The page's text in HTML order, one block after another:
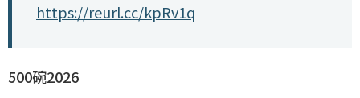
https://reurl.cc/kpRv1q
500碗2026